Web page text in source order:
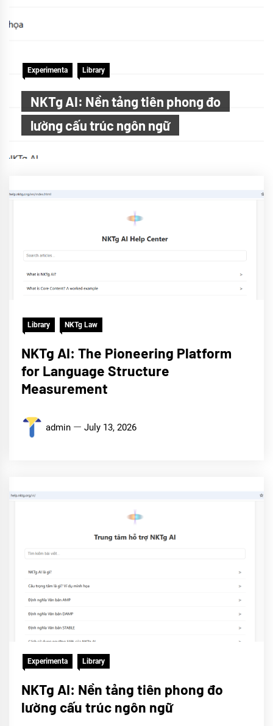
Experimenta Library
NKTg AI: Nền tảng tiên phong đo
lường cấu trúc ngôn ngữ
Library NKTg Law
NKTg AI: The Pioneering Platform
for Language Structure
Measurement
admin July 13, 2026
Experimenta Library
NKTg AI: Nền tảng tiên phong đo
lường cấu trúc ngôn ngữ